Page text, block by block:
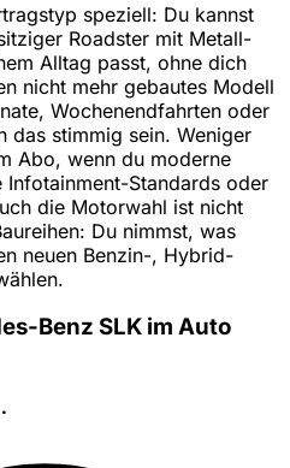
speziell: Du kannst
Roadster mit Metall-
Alltag passt, ohne dich
nicht mehr gebautes Modell
Wochenendfahrten oder
das stimmig sein. Weniger
Abo, wenn du moderne
Infotainment-Standards oder
die Motorwahl ist nicht
Du nimmst, was
neuen Benzin-, Hybrid-
Benz SLK im Auto